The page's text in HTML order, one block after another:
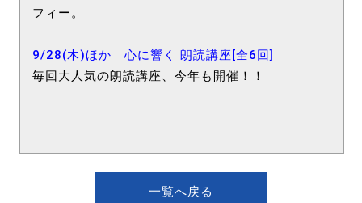
フィー。
9/28(木)ほか 心に響く 朗読講座[全6回]
毎回大人気の朗読講座、今年も開催！！
一覧へ戻る